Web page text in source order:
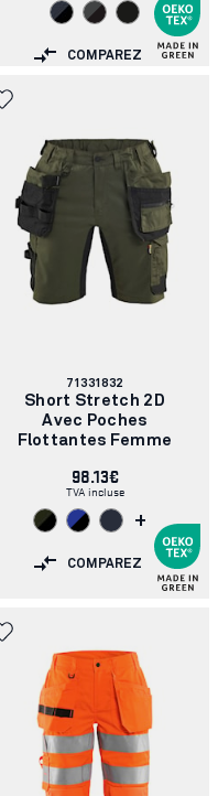
COMPAREZ
Numéro
d'article:
71331832
Short Stretch 2D
Avec Poches
Flottantes Femme
98.13€
TVA incluse
+
COMPAREZ